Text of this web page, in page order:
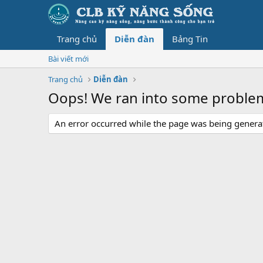
Trang chủ Diễn đàn Bảng Tin
Bài viết mới
Trang chủ
Diễn đàn
Oops! We ran into some
An error occurred while the page was being